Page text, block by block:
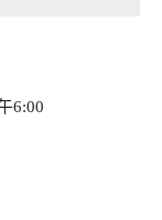
6:00